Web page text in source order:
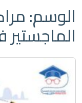
الوسم:
الماجستير